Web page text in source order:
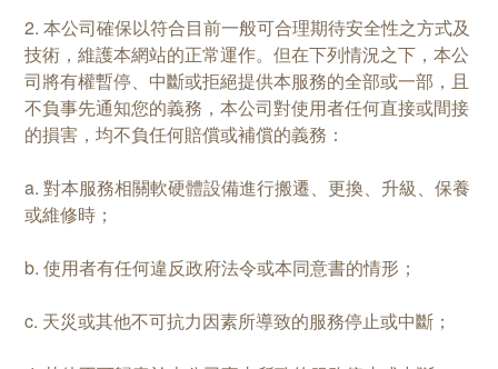
2. 本公司確保以符合目前一般可合理期待安全性之方式及
技術，維護本網站的正常運作。但在下列情況之下，本公
司將有權暫停、中斷或拒絕提供本服務的全部或一部，且
不負事先通知您的義務，本公司對使用者任何直接或間接
的損害，均不負任何賠償或補償的義務：
a. 對本服務相關軟硬體設備進行搬遷、更換、升級、保養
或維修時；
b. 使用者有任何違反政府法令或本同意書的情形；
c. 天災或其他不可抗力因素所導致的服務停止或中斷；